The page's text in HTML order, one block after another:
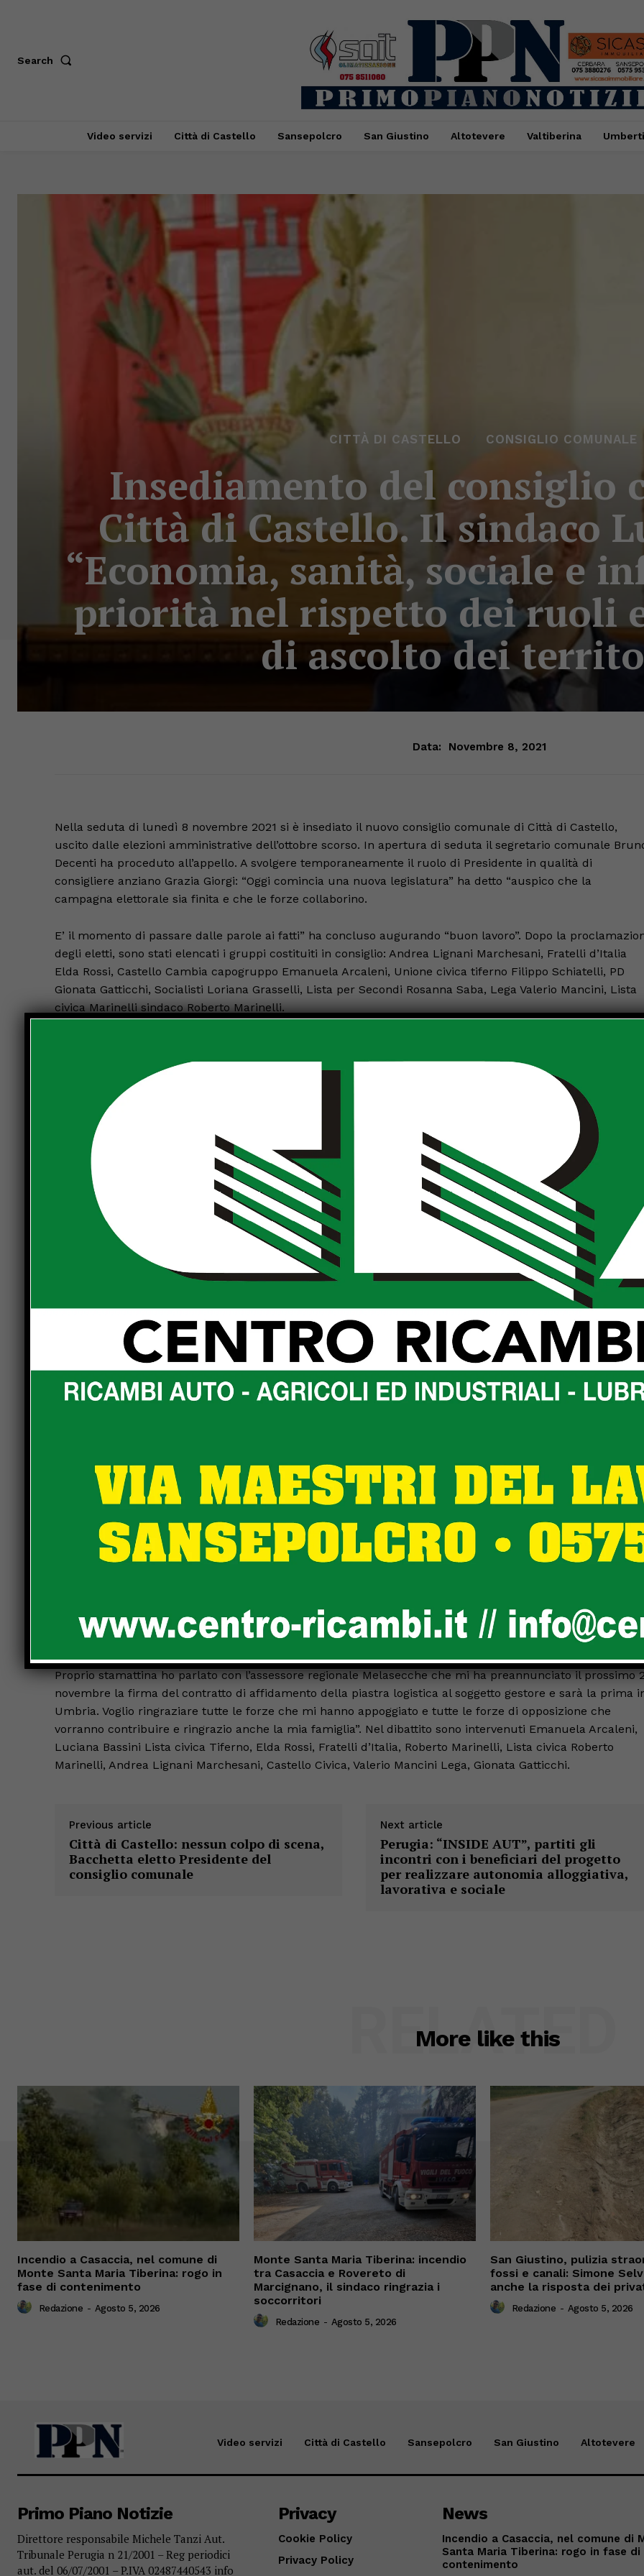
Search
Video servizi Città di Castello Sansepolcro San Giustino Altotevere Valtiberina
CITTÀ DI CASTELLO CONSIGLIO COMUNALE
Insediamento del consiglio
Città di Castello. Il sindaco
“Economia, sanità, sociale e
priorità nel rispetto dei ruoli
di ascolto dei
Data: Novembre 8, 2021
Nella seduta di lunedì 8 novembre 2021 si è insediato il nuovo consiglio comunale di Città di Castello,
uscito dalle elezioni amministrative dell’ottobre scorso. In apertura di seduta il segretario comunale
Decenti ha proceduto all’appello. A svolgere temporaneamente il ruolo di Presidente in qualità di
consigliere anziano Grazia Giorgi: “Oggi comincia una nuova legislatura” ha detto “auspico che la
campagna elettorale sia finita e che le forze collaborino.
E’ il momento di passare dalle parole ai fatti” ha concluso augurando “buon lavoro”. Dopo la
degli eletti, sono stati elencati i gruppi costituiti in consiglio: Andrea Lignani Marchesani, Fratelli d’Italia
Elda Rossi, Castello Cambia capogruppo Emanuela Arcaleni, Unione civica tiferno Filippo Schiatelli, PD
Gionata Gatticchi, Socialisti Loriana Grasselli, Lista per Secondi Rosanna Saba, Lega Valerio Mancini, Lista
civica Marinelli sindaco Roberto Marinelli.
ruolo di garanzia che svolge. Chiediamo un nome su cui convergere”. Loriana Grasselli, Partito socialista,
ha proposto Luciano Bacchetta, sindaco uscente e consigliere “per l’esperienza e il ruolo che ha svolto”.
Rosanna Sabba, Secondi Sindaco, ha appoggiato la candidatura di Luciano Bacchetta.
Andrea Lignani Marchesani, Castello civica, ha auspicato che “il prossimo presidente sia garante dei diritti
delle prerogative dell’aula”. Gionata Gatticchi, Pd, ha detto: “il presidente del consiglio non è un ruolo di
garanzia ma rappresenta il consiglio ed è una delle figure più politiche dell’assise. Ascolteremo e
rispetteremo il ruolo delle minoranze ma il presidente del consiglio è appannaggio della maggioranza”.
Filippo Schiattelli, Unione civica tiferno, ha detto “Il ruolo del presidente deve essere garante delle
prerogative di tutti i consiglieri. Ci risulta difficile credere che il vostro candidato possa farlo. Siamo
disponibili a votare una vostra proposta alternativa”.
La votazione ha dato come esito: presidente Luciano Bacchetta e vicepresidente Filippo Schiattelli.
Il presidente del Consiglio Luciano Bacchetta è intervenuto ribadendo la sua “imparzialità e neutralità
Il sindaco Luca Secondi ha giurato come consuetudine, aprendo i lavori dell’assise, rivoluzionata
nell’assetto. La Giunta non siede sulla cattedra, che ha lasciato al presidente del Consiglio e alla segreteria
del consiglio.
Il sindaco Luca Secondi si è congratulato con il presidente e vicepresidente del consiglio e ha presentato
Giunta: “Giuseppe Bernicchi vicesindaco, Michela Botteghi, esterno, Lista Secondi, Rodolfo Braccalenti, PD,
Un mix che può portare energia positiva e voglia di collaborare. Vogliamo un dialogo sempre positivo
l’opposizione e tenendo al centro il rispetto per le persone. Lo auspico per tutti. Mi rivolgo anche alla
Sinistra per Castello quelle forze politiche non hanno trovato un posto nella giunta: le loro istanze
portate avanti e anche se non presenti siete con noi. Spero che il consiglio sia un assise allargata,
tematiche specifiche a supporto di assessori e giunta. I quattro cardini del programma saranno:
sanità, sociale e infrastrutture.
Proprio stamattina ho parlato con l’assessore regionale Melasecche che mi ha preannunciato il prossimo
novembre la firma del contratto di affidamento della piastra logistica al soggetto gestore e sarà la prima
Umbria. Voglio ringraziare tutte le forze che mi hanno appoggiato e tutte le forze di opposizione che
vorranno contribuire e ringrazio anche la mia famiglia”. Nel dibattito sono intervenuti Emanuela Arcaleni,
Luciana Bassini Lista civica Tiferno, Elda Rossi, Fratelli d’Italia, Roberto Marinelli, Lista civica Roberto
Marinelli, Andrea Lignani Marchesani, Castello Civica, Valerio Mancini Lega, Gionata Gatticchi.
Previous article
Città di Castello: nessun colpo di scena,
Bacchetta eletto Presidente del
consiglio comunale
Next article
Perugia: “INSIDE AUT”, partiti gli
incontri con i beneficiari del progetto
per realizzare autonomia alloggiativa,
lavorativa e sociale
More like this
RELATED
Incendio a Casaccia, nel comune di
Monte Santa Maria Tiberina: rogo in
fase di contenimento
Redazione - Agosto 5, 2026
Monte Santa Maria Tiberina: incendio
tra Casaccia e Rovereto di
Marcignano, il sindaco ringrazia i
soccorritori
Redazione - Agosto 5, 2026
San Giustino, pulizia
fossi e canali: Simone
anche la risposta dei
Redazione - Agosto 5, 2026
Video servizi Città di Castello Sansepolcro San Giustino Altotevere
Primo Piano Notizie
Direttore responsabile Michele Tanzi Aut.
Tribunale Perugia n 21/2001 – Reg periodici
aut. del 06/07/2001 – P.IVA 02487440543 info
Privacy
Cookie Policy
Privacy Policy
News
Incendio a Casaccia, nel comune di
Santa Maria Tiberina: rogo in fase di
contenimento